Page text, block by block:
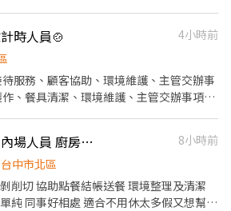
時人員🍲
4小時前
待服務、顧客協助、環境維護、主管交辦事
、餐具清潔、環境維護、主管交辦事項。
上班地點】
精誠路 號 鼎X公益店▸台中市南屯區公益路
北區漢口路四段 號 無X公益店▸台中市南
公益店▸台中市西區公益路 號
兼職/長期/代班 平日內場人員 廚房助手
8小時前
台中市北區
削切 協助點餐結帳送餐 環境整理及清潔
純 同事好相處 適合不用休太多假又想幫自